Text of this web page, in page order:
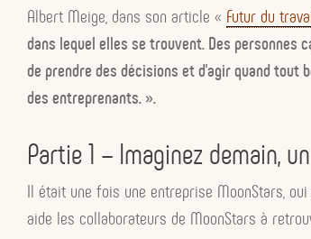
Albert Meige, dans son article « Futur du
dans lequel elles se trouvent. Des personnes
de prendre des décisions et d’agir quand tout
des entreprenants. ».
Partie 1 – Imaginez demain,
Il était une fois une entreprise MoonStars,
aide les collaborateurs de MoonStars à